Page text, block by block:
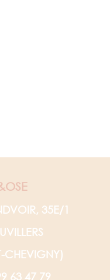
35E/1
CHEVIGNY)
63 47 79